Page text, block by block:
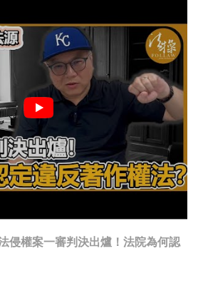
侵權案一審判決出爐！法院為何認